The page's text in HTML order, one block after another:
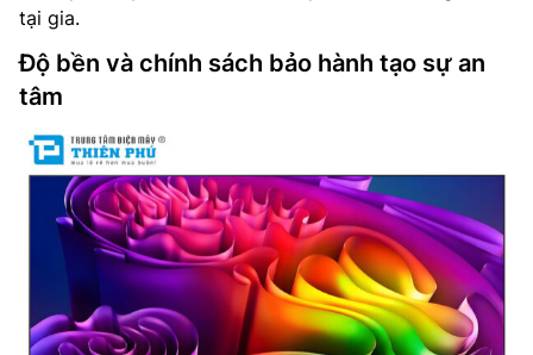
tại gia.
Độ bền và chính sách bảo hành tạo sự an
tâm